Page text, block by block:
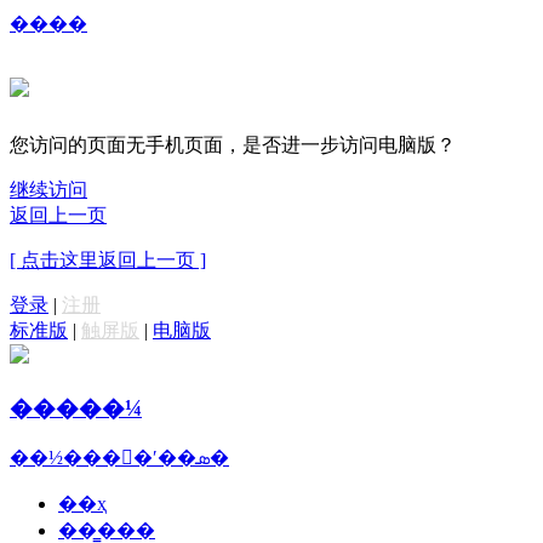
����
您访问的页面无手机页面，是否进一步访问电脑版？
继续访问
返回上一页
[ 点击这里返回上一页 ]
登录 | 注册
标准版 | 触屏版 | 电脑版
�����¼
��½���ྫ�ʹ��ܣ�
��ҳ
��̳���